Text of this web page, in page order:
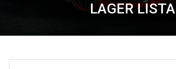
LAGER LISTA